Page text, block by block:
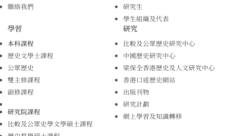
聯絡我們
研究生
學生組織及代表
學習
本科課程
歷史文學士課程
公眾歷史
雙主修課程
副修課程
研究院課程
比較及公眾史學文學碩士課程
研究
比較及公眾歷史研究中心
中國歷史研究中心
梁保全香港歷史及人文研究中心
香港口述歷史網站
出版刊物
研究計劃
網上學習及知識轉移